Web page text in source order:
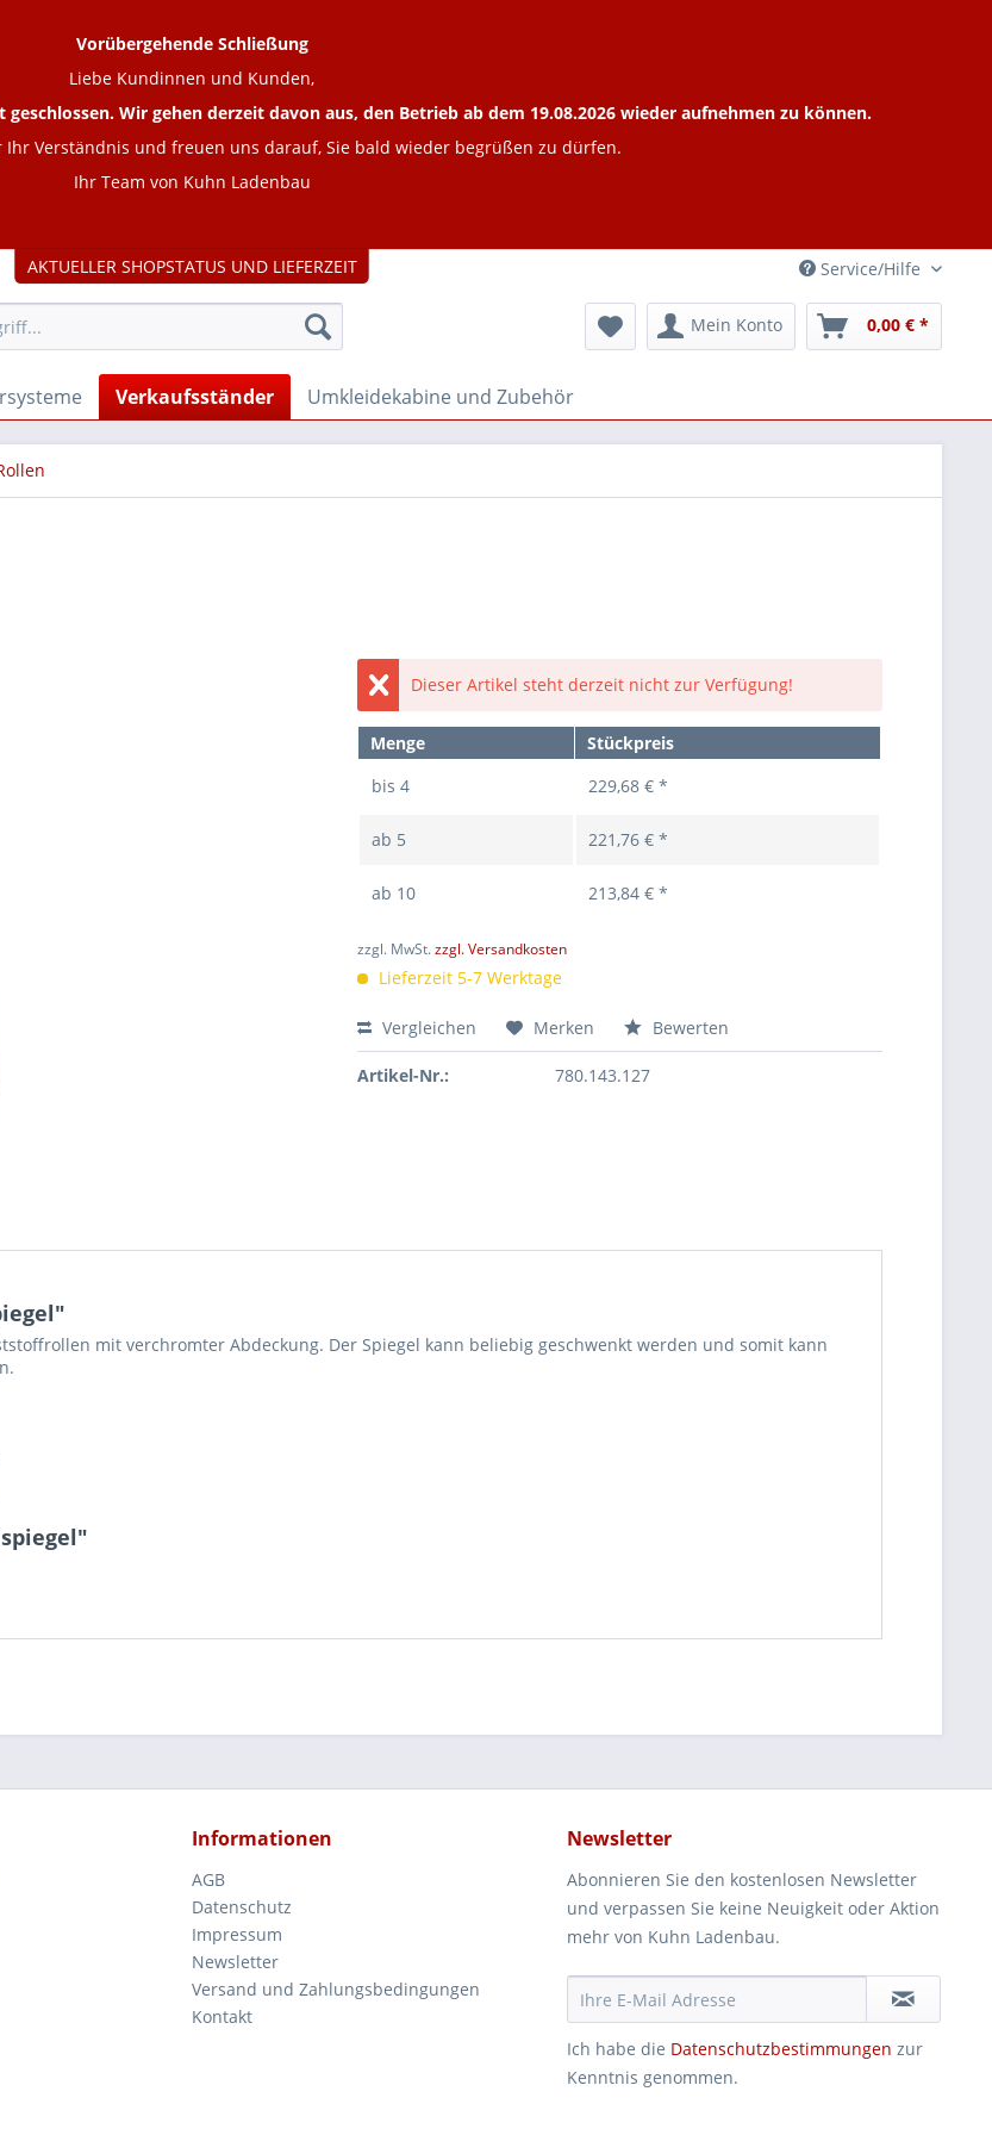
Service/Hilfe
Mein Konto 0,00 € *
Verkaufsständer Umkleidekabine und Zubehör
Dieser Artikel steht derzeit nicht zur Verfügung!
Menge
Stückpreis
bis4 229,68 € *
ab 5 221,76 € *
ab 10 213,84 € *
zzgl. MwSt.zzgl. Versandkosten
Lieferzeit 5-7 Werktage
Vergleichen Merken Bewerten
Artikel-Nr.: 780.143.127
mit verchromter Abdeckung. Der Spiegel kann beliebig geschwenkt werden und somit kann
AKTUELLER SHOPSTATUS UND LIEFERZEIT
Vorübergehende Schließung
Liebe Kundinnen und Kunden,
Wir gehen derzeit davon aus, den Betrieb ab dem 19.08.2026 wieder aufnehmen zu können.
Verständnis und freuen uns darauf, Sie bald wieder begrüßen zu dürfen.
Ihr Team von Kuhn Ladenbau
Informationen
AGB
Datenschutz
Impressum
Newsletter
Versand und Zahlungsbedingungen
Kontakt
Newsletter
Abonnieren Sie den kostenlosen Newsletter
und verpassen Sie keine Neuigkeit oder Aktion
mehr von Kuhn Ladenbau.
Ich habe die Datenschutzbestimmungen zur
Kenntnis genommen.